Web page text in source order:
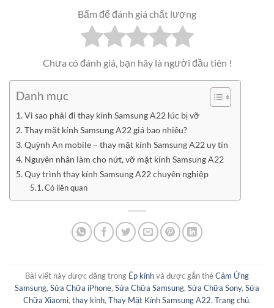
Bấm để đánh giá chất lượng
Chưa có đánh giá, bạn hãy là người đầu tiên !
Danh mục
Vì sao phải đi thay kính Samsung A22 lúc bị vỡ
Thay mặt kính Samsung A22 giá bao nhiêu?
Quỳnh An mobile – thay mặt kính Samsung A22 uy tín
Nguyên nhân làm cho nứt, vỡ mặt kính Samsung A22
Quy trình thay kính Samsung A22 chuyên nghiệp
Có liên quan
Bài viết này được đăng trong Ép kínhvà được gắn thẻCảm Ứng
Samsung, Sửa Chữa iPhone, Sửa Chữa Samsung, Sửa Chữa Sony, Sửa
Chữa Xiaomi, thay kính, Thay Mặt Kính Samsung A22, Trang chủ.